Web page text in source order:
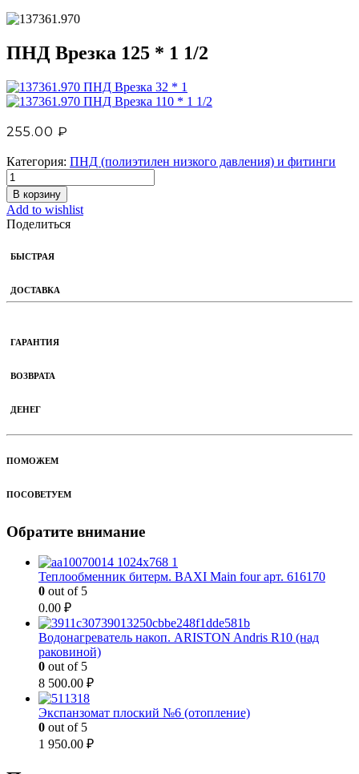
ПНД Врезка 125 * 1 1/2
ПНД Врезка 32 * 1
ПНД Врезка 110 * 1 1/2
255.00 ₽
Категория: ПНД (полиэтилен низкого давления) и фитинги
В корзину
Add to wishlist
Поделиться
БЫСТРАЯ
ДОСТАВКА
ГАРАНТИЯ
ВОЗВРАТА
ДЕНЕГ
ПОМОЖЕМ
ПОСОВЕТУЕМ
Обратите внимание
Теплообменник битерм. BAXI Main four арт. 616170
0 out of 5
0.00 ₽
Водонагреватель накоп. ARISTON Andris R10 (над
раковиной)
0 out of 5
8 500.00 ₽
Экспанзомат плоский №6 (отопление)
0 out of 5
1 950.00 ₽